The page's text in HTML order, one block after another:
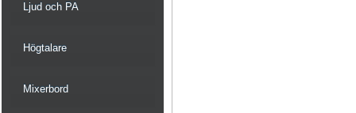
Ljud och PA
Högtalare
Mixerbord